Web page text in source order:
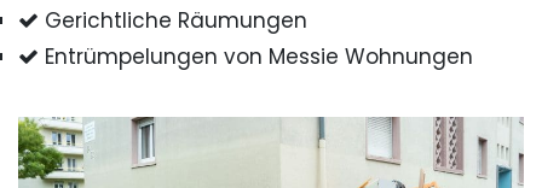
Gerichtliche Räumungen
Entrümpelungen von Messie Wohnungen